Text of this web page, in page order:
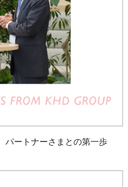
パートナーさまとの第一歩